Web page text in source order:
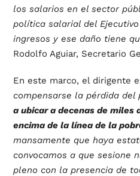
los salarios en el sector
política salarial del
ingresos y ese daño tiene
Rodolfo Aguiar, Secretario
En este marco, el dirigente
compensarse la pérdida del
a ubicar a decenas de miles
encima de la línea de la
mansamente que haya
convocamos a que sesione
pleno con la presencia de